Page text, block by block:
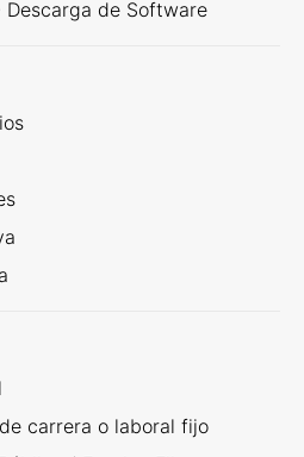
de Software
carrera o laboral fijo